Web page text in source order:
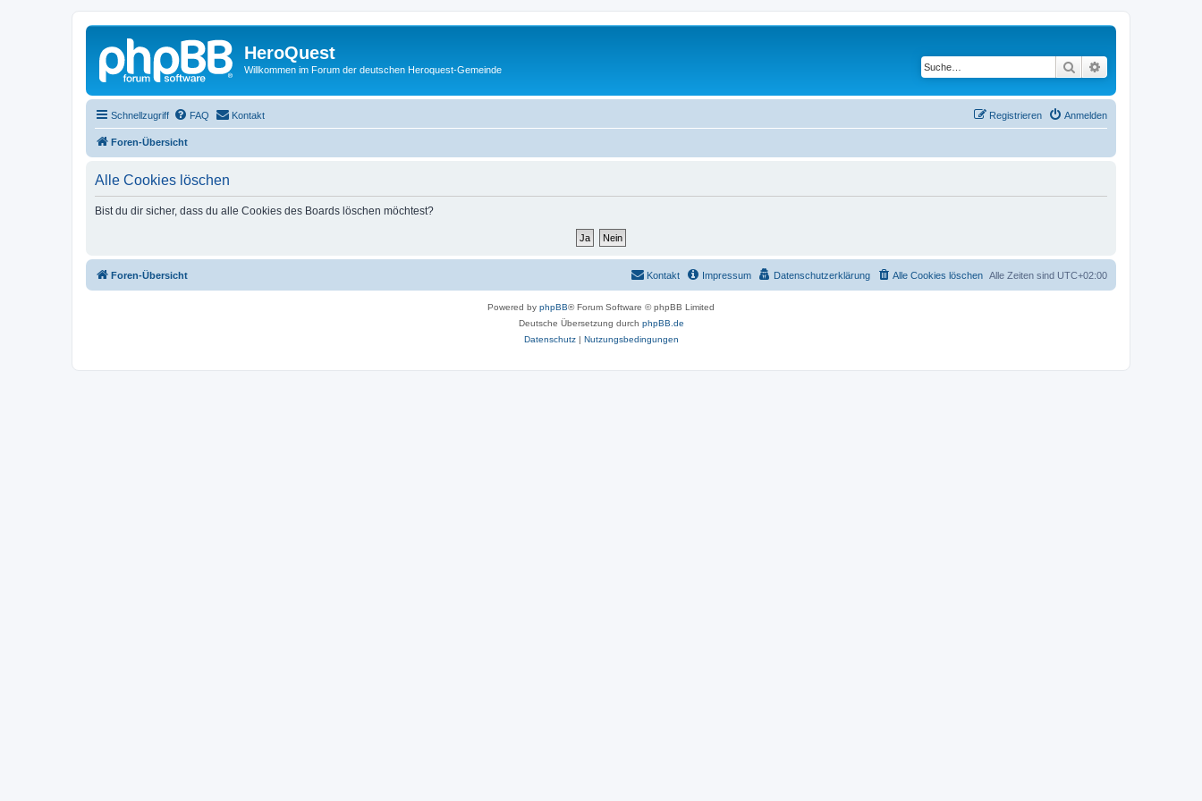
HeroQuest
Willkommen im Forum der deutschen Heroquest-Gemeinde Suche
Schnellzugriff FAQ Kontakt Anmelden
Registrieren
Foren-Übersicht
Alle Cookies löschen
Bist du dir sicher, dass du alle Cookies des Boards löschen möchtest?
Foren-Übersicht Alle Zeiten sind UTC+02:00
Alle Cookies löschen
Datenschutzerklärung
Impressum
Kontakt
Powered by phpBB® Forum Software © phpBB Limited
Deutsche Übersetzung durch phpBB.de
Datenschutz| Nutzungsbedingungen